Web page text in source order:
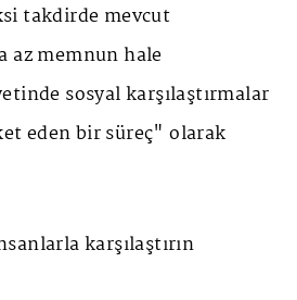
takdirde mevcut
az memnun hale
sosyal karşılaştırmalar
eden bir süreç" olarak
karşılaştırın